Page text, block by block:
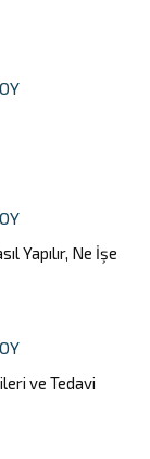
Yapılır, Ne İşe
ve Tedavi